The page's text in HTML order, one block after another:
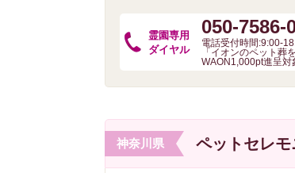
霊園専用
ダイヤル
050-7586-
電話受付時間:9:00-
「イオンのペット葬
WAON1,000pt進呈対
神奈川県 ペットセレ